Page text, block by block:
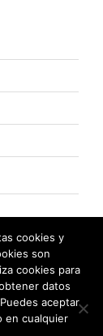
cookies y
son
cookies para
datos
aceptar
en cualquier